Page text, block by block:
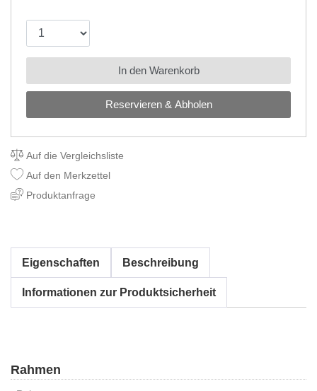
Reservieren & Abholen
In den Warenkorb
Auf die Vergleichsliste
Auf den Merkzettel
Produktanfrage
Eigenschaften Beschreibung
Informationen zur Produktsicherheit
Rahmen